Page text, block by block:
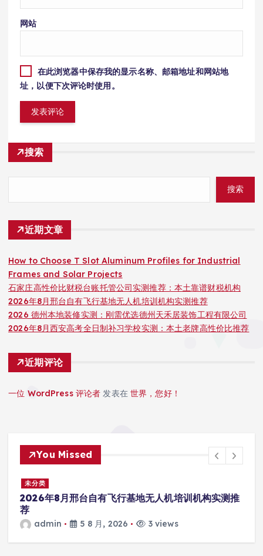
网站
在此浏览器中保存我的显示名称、邮箱地址和网站地
址，以便下次评论时使用。
搜索
搜索
近期文章
How to Choose T Slot Aluminum Profiles for Industrial
Frames and Solar Projects
石家庄高性价比财税台账托管公司实测推荐：本土靠谱财税机构
2026年8月邢台自有飞行基地无人机培训机构实测推荐
2026 德州本地装修实测：刚需优选德州天禾居装饰工程有限公司
2026年8月西安高考全日制补习学校实测：本土老牌高性价比推荐
近期评论
一位 WordPress 评论者 发表在世界，您好！
You Missed
未分类
2026 德州本地装修实测：刚需优选德州天禾居装饰
工程有限公司
admin 5 8 月, 2026 3 views